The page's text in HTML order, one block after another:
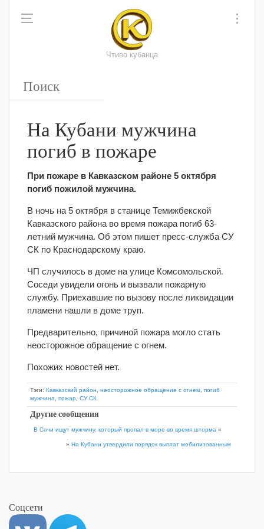
Чтиво кубанца
На Кубани мужчина
погиб в пожаре
При пожаре в Кавказском районе 5 октября
погиб пожилой мужчина.
В ночь на 5 октября в станице Темижбекской
Кавказского района во время пожара погиб 63-
летний мужчина. Об этом пишет пресс-служба СУ
СК по Краснодарскому краю.
ЧП случилось в доме на улице Комсомольской.
Соседи увидели огонь и вызвали пожарную
службу. Приехавшие по вызову после ликвидации
пламени нашли в доме труп.
Предварительно, причиной пожара могло стать
неосторожное обращение с огнем.
Похожих новостей нет.
Тэги: Кавказский район неосторожное обращение с огнем погиб
мужчина
пожар СУ СК
Другие сообщения
В Сочи ищут мужчину, который пропал в море во время шторма «
» На Кубани утвердили порядок выплат мобилизованным
Соцсети